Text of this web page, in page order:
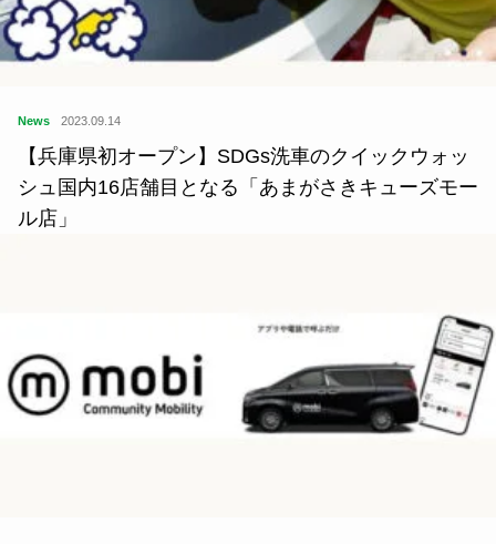
News 2023.09.14
【兵庫県初オープン】SDGs洗車のクイックウォッ
シュ国内16店舗目となる「あまがさきキューズモー
ル店」